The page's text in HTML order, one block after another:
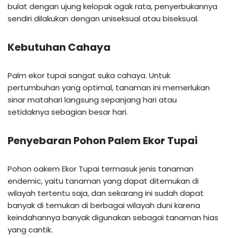
bulat dengan ujung kelopak agak rata, penyerbukannya
sendiri dilakukan dengan uniseksual atau biseksual.
Kebutuhan Cahaya
Palm ekor tupai sangat suka cahaya. Untuk
pertumbuhan yang optimal, tanaman ini memerlukan
sinar matahari langsung sepanjang hari atau
setidaknya sebagian besar hari.
Penyebaran Pohon Palem Ekor Tupai
Pohon oakem Ekor Tupai termasuk jenis tanaman
endemic, yaitu tanaman yang dapat ditemukan di
wilayah tertentu saja, dan sekarang ini sudah dapat
banyak di temukan di berbagai wilayah duni karena
keindahannya banyak digunakan sebagai tanaman hias
yang cantik.